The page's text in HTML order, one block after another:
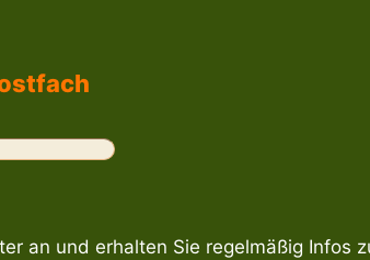
an und erhalten Sie regelmäßig